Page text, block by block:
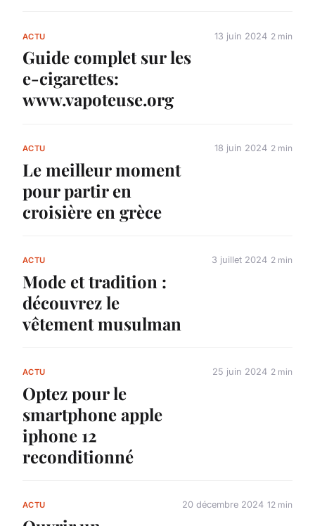
ACTU
Guide complet sur les
e-cigarettes:
www.vapoteuse.org
13 juin 2024 2 min
ACTU
Le meilleur moment
pour partir en
croisière en grèce
18 juin 2024 2 min
ACTU
Mode et tradition :
découvrez le
vêtement musulman
3 juillet 2024 2 min
ACTU
Optez pour le
smartphone apple
iphone 12
reconditionné
25 juin 2024 2 min
ACTU 20 décembre 2024 12 min